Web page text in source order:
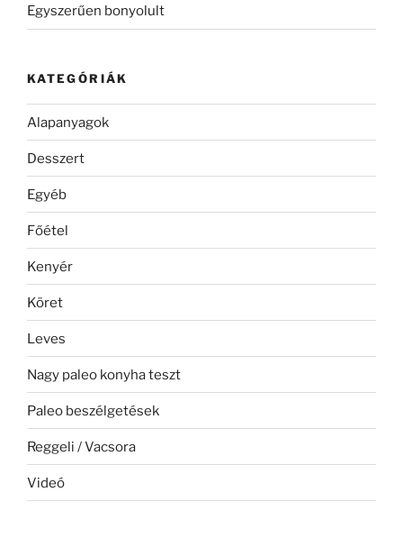
Egyszerűen bonyolult
KATEGÓRIÁK
Alapanyagok
Desszert
Egyéb
Főétel
Kenyér
Köret
Leves
Nagy paleo konyha teszt
Paleo beszélgetések
Reggeli / Vacsora
Videó